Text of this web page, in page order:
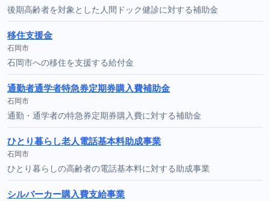
後期高齢者を対象とした人間ドック健診に対する補助金
移住支援金
石岡市
石岡市への移住を支援する給付金
通勤者通学者特急券定期券購入費補助金
石岡市
通勤・通学者の特急券定期券購入費に対する補助金
ひとり暮らし老人電話基本料助成事業
石岡市
ひとり暮らしの高齢者の電話基本料に対する助成事業
シルバーカー購入費支給事業